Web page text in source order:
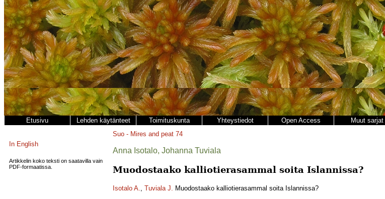
Etusivu Lehden käytänteet Toimituskunta Yhteystiedot Open Access Muut sarjat
In English
Artikkelin koko teksti on saatavilla vain
PDF-formaatissa.
Suo - Mires and peat 74
Anna Isotalo, Johanna Tuviala
Muodostaako kalliotierasammal soita Islannissa?
Isotalo A., Tuviala J. Muodostaako kalliotierasammal soita Islannissa?